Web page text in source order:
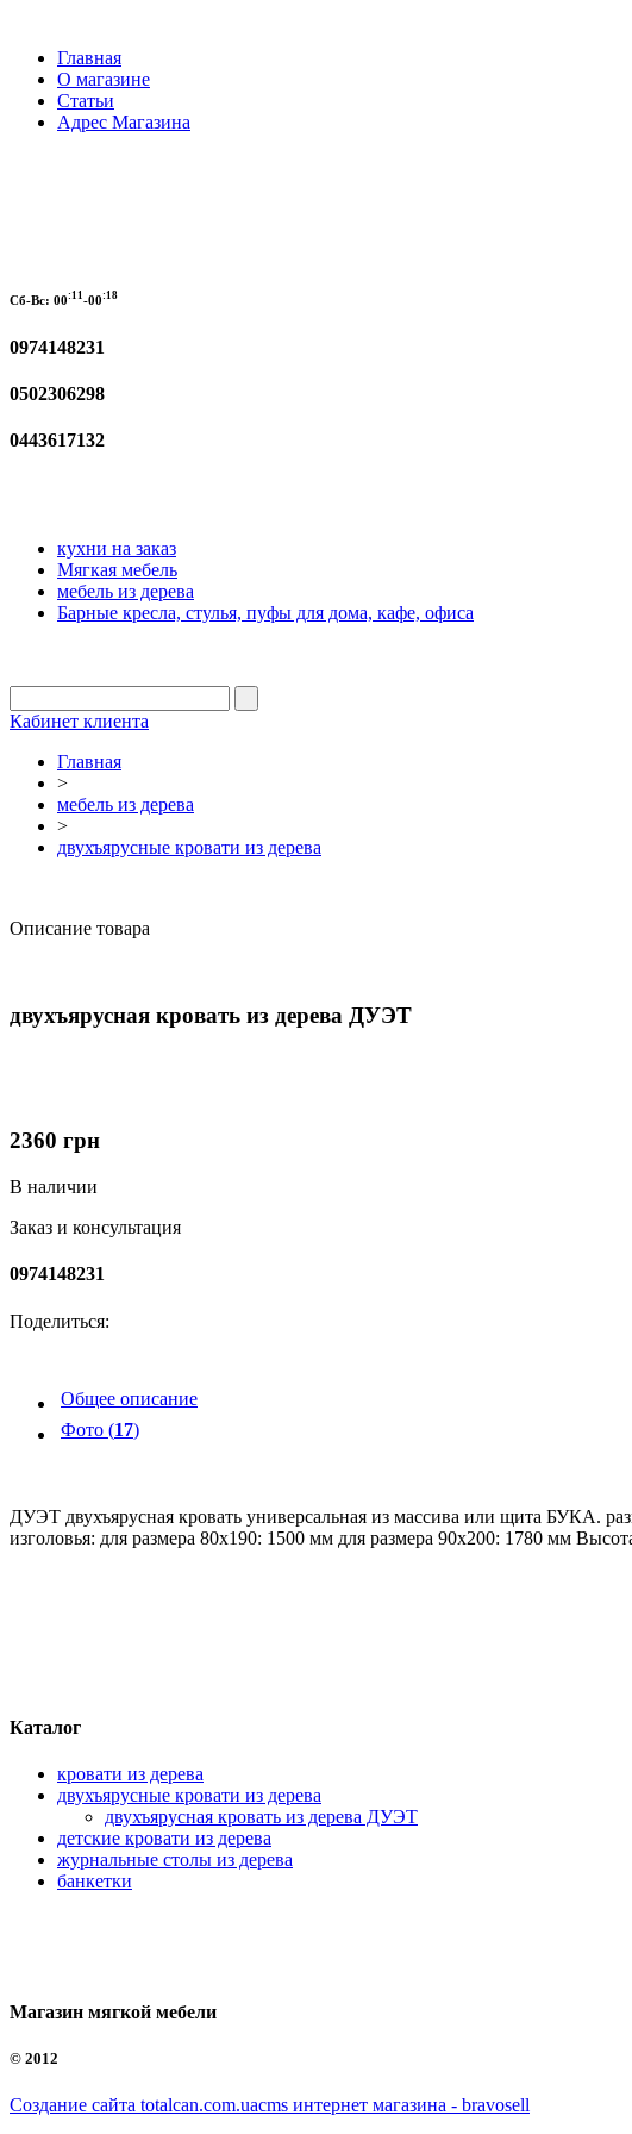
Главная
О магазине
Статьи
Адрес Магазина
Сб-Вс: 00:11 -00:18
0974148231
0502306298
0443617132
кухни на заказ
Мягкая мебель
мебель из дерева
Барные кресла, стулья, пуфы для дома, кафе, офиса
Кабинет клиента
Главная
>
мебель из дерева
>
двухъярусные кровати из дерева
Описание товара
двухъярусная кровать из дерева ДУЭТ
2360 грн
В наличии
Заказ и консультация
0974148231
Поделиться:
Общее описание
Фото (17)
ДУЭТ двухъярусная кровать универсальная из массива или щита БУКА.
изголовья: для размера 80х190: 1500 мм для размера 90х200: 1780 мм
Каталог
кровати из дерева
двухъярусные кровати из дерева
двухъярусная кровать из дерева ДУЭТ
детские кровати из дерева
журнальные столы из дерева
банкетки
Магазин мягкой мебели
© 2012
Создание сайта totalcan.com.uacms интернет магазина - bravosell